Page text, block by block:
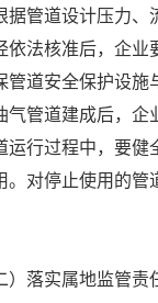
据管道设计压力、
依法核准后，企业
管道安全保护设施
气管道建成后，企
运行过程中，要健
。对停止使用的管
实属地监管责任